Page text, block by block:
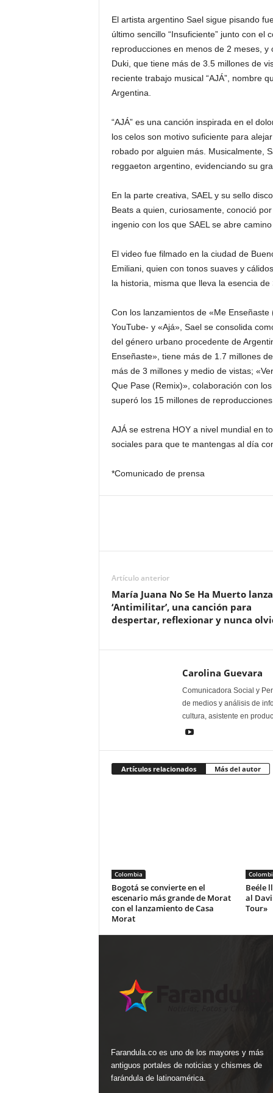
El artista argentino Sael sigue pisando
último sencillo “Insuficiente” junto con el
reproducciones en menos de 2 meses, y
Duki, que tiene más de 3.5 millones de
reciente trabajo musical “AJÁ”, nombre
Argentina.
“AJÁ” es una canción inspirada en el
los celos son motivo suficiente para
robado por alguien más. Musicalmente,
reggaeton argentino, evidenciando su
En la parte creativa, SAEL y su sello
Beats a quien, curiosamente, conoció
ingenio con los que SAEL se abre camino
El video fue filmado en la ciudad de
Emiliani, quien con tonos suaves y
la historia, misma que lleva la esencia de
Con los lanzamientos de «Me
YouTube- y «Ajá», Sael se consolida
del género urbano procedente de
Enseñaste», tiene más de 1.7 millones
más de 3 millones y medio de vistas;
Que Pase (Remix)», colaboración con
superó los 15 millones de
AJÁ se estrena HOY a nivel mundial en
sociales para que te mantengas al día
*Comunicado de prensa
Artículo anterior
María Juana No Se Ha Muerto lanza
‘Antimilitar’, una canción para
despertar, reflexionar y nunca
Carolina Guevara
Comunicadora Social y
de medios y análisis de
cultura, asistente en
Artículos relacionados Más del autor
Colombia
Bogotá se convierte en el
escenario más grande de Morat
con el lanzamiento de Casa
Morat
Beéle
al
Tour»
Farandula.co es uno de los mayores y más
antiguos portales de noticias y chismes de
farándula de latinoamérica.